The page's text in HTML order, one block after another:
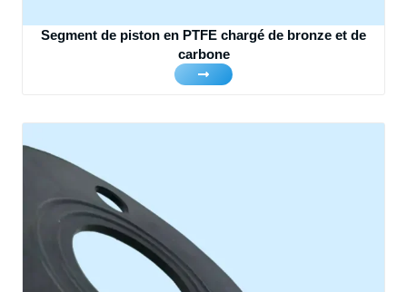
Segment de piston en PTFE chargé de bronze et de
carbone